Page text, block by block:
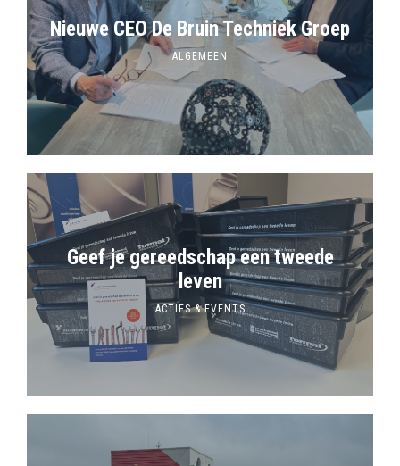
Nieuwe CEO De Bruin Techniek Groep
ALGEMEEN
Geef je gereedschap een tweede
leven
ACTIES & EVENTS